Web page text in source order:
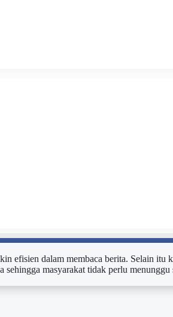
efisien dalam membaca berita. Selain itu
masyarakat tidak perlu